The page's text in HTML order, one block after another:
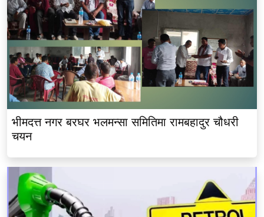
भीमदत्त नगर बरघर भलमन्सा समितिमा रामबहादुर चौधरी
चयन